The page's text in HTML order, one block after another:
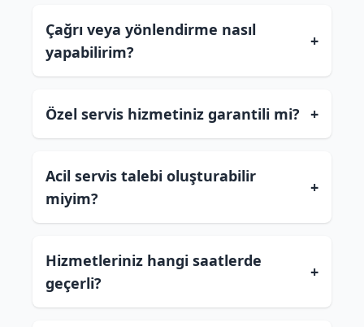
Çağrı veya yönlendirme nasıl
yapabilirim?
+
Özel servis hizmetiniz garantili mi? +
Acil servis talebi oluşturabilir
miyim?
+
Hizmetleriniz hangi saatlerde
geçerli?
+